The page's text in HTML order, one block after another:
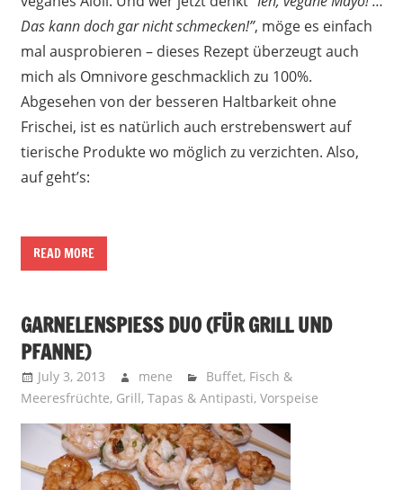
Das kann doch gar nicht schmecken!”, möge es einfach
mal ausprobieren – dieses Rezept überzeugt auch
mich als Omnivore geschmacklich zu 100%.
Abgesehen von der besseren Haltbarkeit ohne
Frischei, ist es natürlich auch erstrebenswert auf
tierische Produkte wo möglich zu verzichten. Also,
auf geht’s:
READ MORE
GARNELENSPIESS DUO (FÜR GRILL UND P
FANNE)
July 3, 2013 mene Buffet, Fisch &
Meeresfrüchte, Grill, Tapas & Antipasti, Vorspeise